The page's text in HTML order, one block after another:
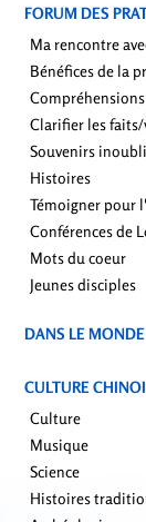
FORUM DES
Ma rencontre
Bénéfices de la
Clarifier les
Souvenirs
Histoires
Témoigner pour
Conférences de
Mots du coeur
Jeunes disciples
DANS LE MONDE
CULTURE
Culture
Musique
Science
Histoires